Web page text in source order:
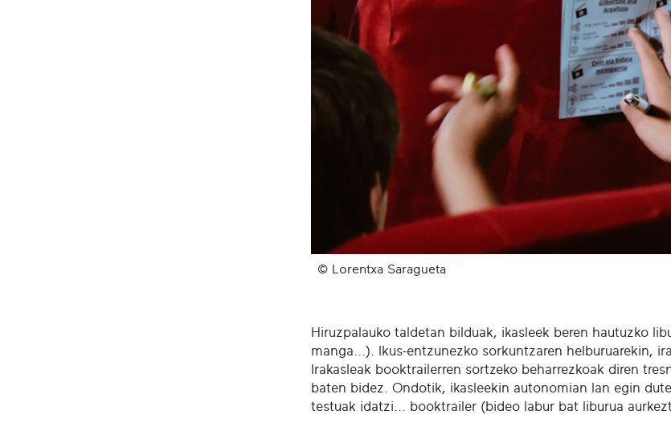
© Lorentxa Saragueta
Hiruzpalauko taldetan bilduak, ikasleek beren hautuzko
manga...). Ikus-entzunezko sorkuntzaren helburuarekin,
Irakasleak booktrailerren sortzeko beharrezkoak diren
baten bidez. Ondotik, ikasleekin autonomian lan egin
testuak idatzi... booktrailer (bideo labur bat liburua